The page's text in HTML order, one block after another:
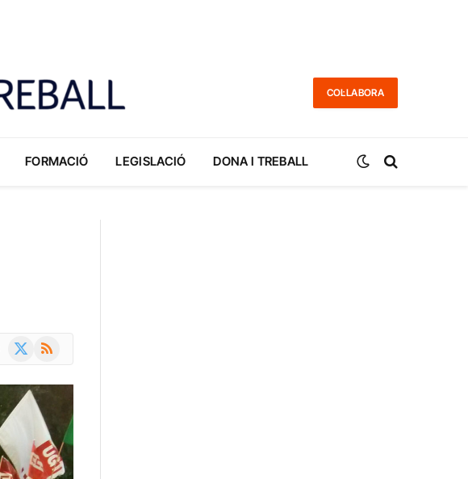
COL·LABORA
FORMACIÓ LEGISLACIÓ DONA I TREBALL
RSS